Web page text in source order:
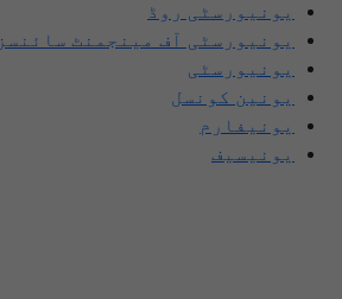
یونیورسٹی روڈ
یونیورسٹی آف مینجمنٹ سائنسز
یونیورسٹی
یونین کونسل
یونیفارم
یونیسیف